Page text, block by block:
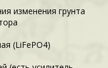
изменения грунта
(LiFePO4)